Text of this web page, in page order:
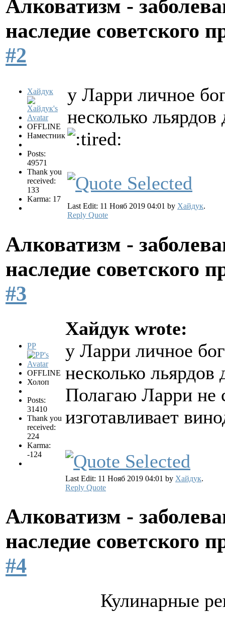
Алковатизм -
наследие советского
#2
Хайдук
OFFLINE
Наместник
Posts:
49571
Thank you
received:
133
Karma: 17
у Ларри личное
несколько
Last Edit: 11 Нояб 2019 04:01 by Хайдук.
Reply Quote
Алковатизм -
наследие советского
#3
PP
OFFLINE
Холоп
Posts:
31410
Thank you
received:
224
Karma:
-124
Хайдук wrote:
у Ларри личное
несколько
Полагаю Ларри не
изготавливает
Last Edit: 11 Нояб 2019 04:01 by Хайдук.
Reply Quote
Алковатизм -
наследие советского
#4
Кулинарные